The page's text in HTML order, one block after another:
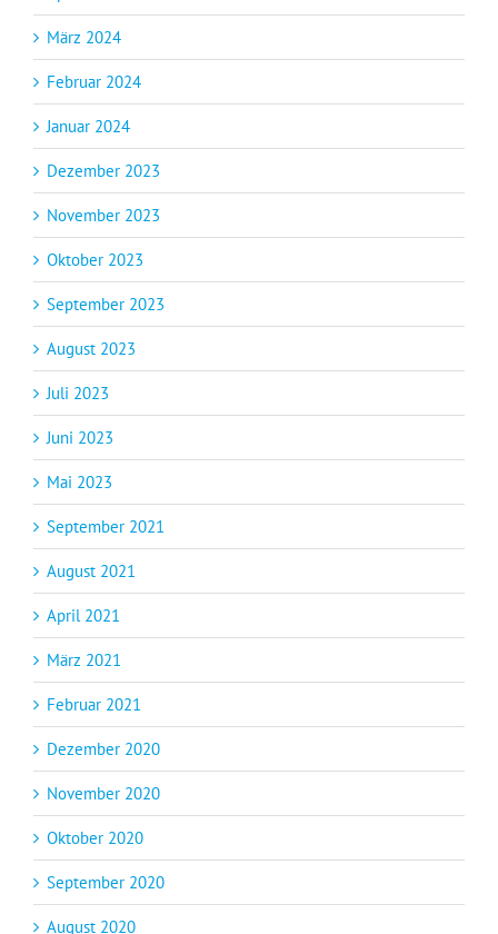
März 2024
Februar 2024
Januar 2024
Dezember 2023
November 2023
Oktober 2023
September 2023
August 2023
Juli 2023
Juni 2023
Mai 2023
September 2021
August 2021
April 2021
März 2021
Februar 2021
Dezember 2020
November 2020
Oktober 2020
September 2020
August 2020